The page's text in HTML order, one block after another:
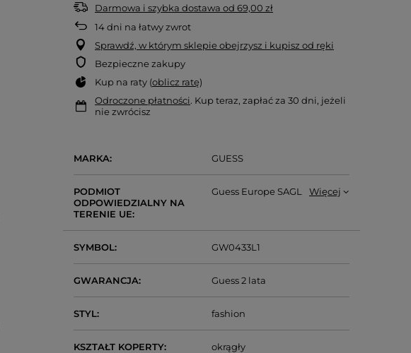
Darmowa i szybka dostawa od69,00 zł
14dni na łatwy zwrot
Sprawdź, w którym sklepie obejrzysz i kupisz od ręki
Bezpieczne zakupy
Kup na raty (oblicz ratę)
Odroczone płatności. Kup teraz, zapłać za 30 dni, jeżeli
nie zwrócisz
MARKA GUESS
PODMIOT
ODPOWIEDZIALNY NA
TERENIE UE
Guess Europe SAGL Więcej
SYMBOL GW0433L1
GWARANCJA Guess 2 lata
STYL fashion
KSZTAŁT KOPERTY okrągły